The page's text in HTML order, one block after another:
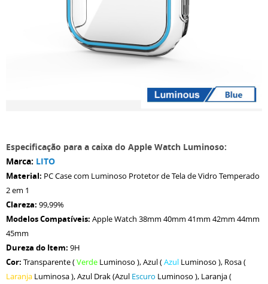
Especificação para a caixa do Apple Watch Luminoso:
Marca: LITO
Material: PC Case com Luminoso Protetor de Tela de Vidro Temperado
2 em 1
Clareza: 99,99%
Modelos Compatíveis: Apple Watch 38mm 40mm 41mm 42mm 44mm
45mm
Dureza do Item: 9H
Cor: Transparente (Verde Luminoso ), Azul (Azul Luminoso ), Rosa (
Laranja Luminosa ), Azul Drak (Azul Escuro Luminoso ), Laranja (